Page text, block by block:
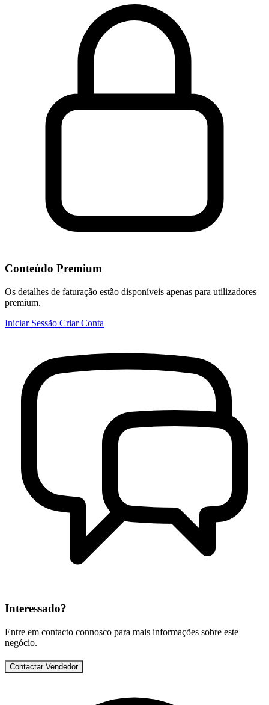
Conteúdo Premium
Os detalhes de faturação estão disponíveis apenas para utilizadores
premium.
Iniciar Sessão Criar Conta
Interessado?
Entre em contacto connosco para mais informações sobre este
negócio.
Contactar Vendedor